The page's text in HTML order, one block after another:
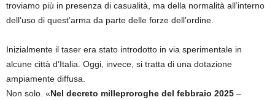
troviamo più in presenza di casualità, ma della normalità all’interno
dell’uso di quest’arma da parte delle forze dell’ordine.
Inizialmente il taser era stato introdotto in via sperimentale in
alcune città d’Italia. Oggi, invece, si tratta di una dotazione
ampiamente diffusa.
Non solo. «Nel decreto milleproroghe del febbraio 2025 –